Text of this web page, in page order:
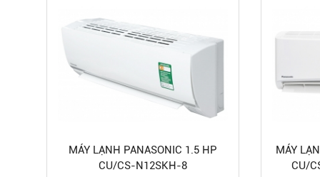
MÁY LẠNH PANASONIC 1.5 HP
CU/CS-N12SKH-8
MÁY
CU/